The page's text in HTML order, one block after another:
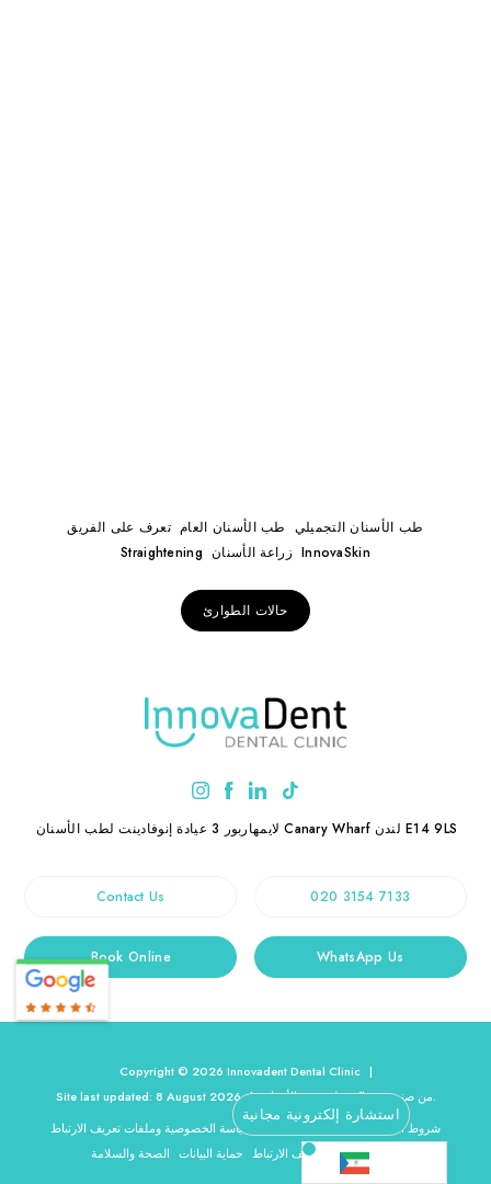
استشارة إلكترونية مجانية
تعرف على الفريق طب الأسنان العام طب الأسنان التجميلي
Straightening زراعة الأسنان InnovaSkin
حالات الطوارئ
عيادة إنوفادينت لطب الأسنان 3 لايمهاربور Canary Wharf لندن E14 9LS
Contact Us 020 3154 7133
Book Online WhatsApp Us
Copyright © 2026 Innovadent Dental Clinic |
Site last updated: 8 August 2026 | من صنعديجيماكس لتسويق الأسنان
.
سياسة الخصوصية وملفات تعريف الارتباط
إجراءات الشكاوى
شروط الاستخدام
الصحة والسلامة حماية البيانات إعدادات ملفات تعريف الارتباط